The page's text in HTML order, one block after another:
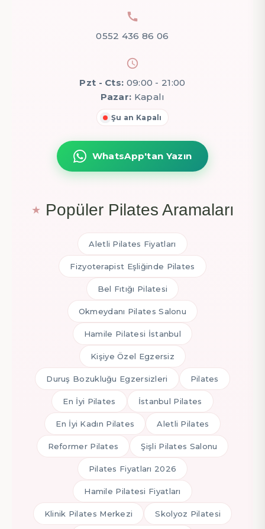
0552 436 86 06
Pzt - Cts: 09:00 - 21:00
Pazar: Kapalı
Şu an Kapalı
WhatsApp'tan Yazın
Popüler Pilates Aramaları
Aletli Pilates Fiyatları
Fizyoterapist Eşliğinde Pilates
Bel Fıtığı Pilatesi
Okmeydanı Pilates Salonu
Hamile Pilatesi İstanbul
Kişiye Özel Egzersiz
Duruş Bozukluğu Egzersizleri Pilates
En İyi Pilates İstanbul Pilates
En İyi Kadın Pilates Aletli Pilates
Reformer Pilates Şişli Pilates Salonu
Pilates Fiyatları 2026
Hamile Pilatesi Fiyatları
Klinik Pilates Merkezi Skolyoz Pilatesi